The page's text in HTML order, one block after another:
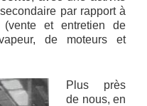
par rapport à
et entretien de
de moteurs et
Plus près
de nous, en